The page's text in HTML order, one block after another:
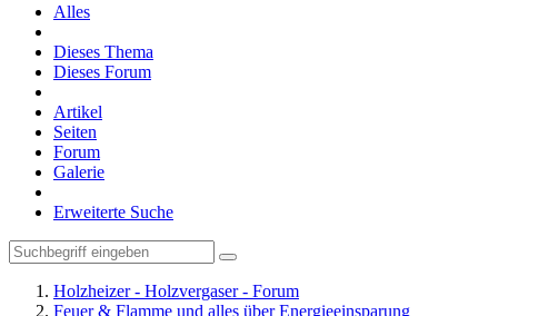
Alles
Dieses Thema
Dieses Forum
Artikel
Seiten
Forum
Galerie
Erweiterte Suche
Holzheizer - Holzvergaser - Forum
Feuer & Flamme und alles über Energieeinsparung